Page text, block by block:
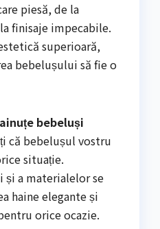
piesă, de la
finisaje impecabile.
superioară,
bebelușului să fie o
bebeluși
că bebelușul vostru
situație.
și a materialelor se
haine elegante și
orice ocazie.